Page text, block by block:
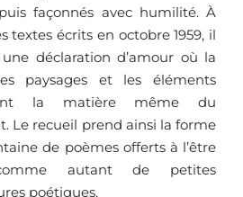
façonnés avec humilité. À
textes écrits en octobre 1959, il
déclaration d’amour où la
paysages et les éléments
la matière même du
Le recueil prend ainsi la forme
de poèmes offerts à l’être
autant de petites
poétiques.